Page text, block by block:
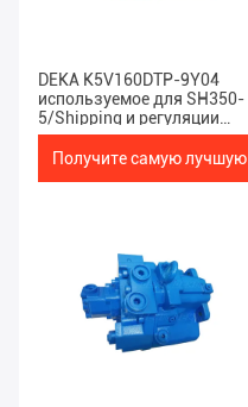
DEKA K5V160DTP-9Y04
используемое для SH350-
5/Shipping и регуляции
гидронасоса экскаватора
300-5/CX360
Получите самую лучшую